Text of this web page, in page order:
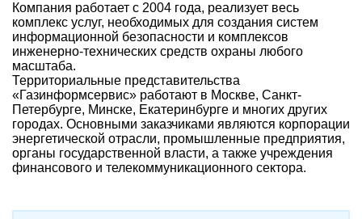
Компания работает с 2004 года, реализует весь
комплекс услуг, необходимых для создания систем
информационной безопасности и комплексов
инженерно-технических средств охраны любого
масштаба.
Территориальные представительства
«Газинформсервис» работают в Москве, Санкт-
Петербурге, Минске, Екатеринбурге и многих других
городах. Основными заказчиками являются корпорации
энергетической отрасли, промышленные предприятия,
органы государственной власти, а также учреждения
финансового и телекоммуникационного сектора.